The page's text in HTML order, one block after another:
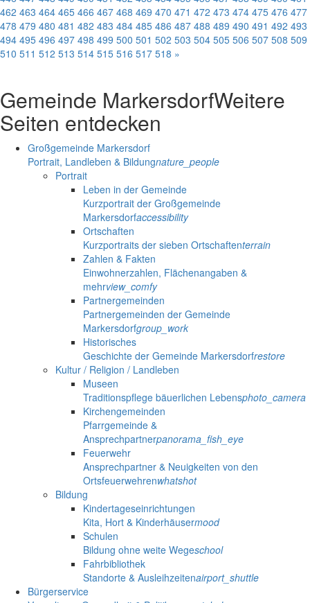
462 463 464 465 466 467 468 469 470 471 472 473 474 475 476 477
478 479 480 481 482 483 484 485 486 487 488 489 490 491 492 493
494 495 496 497 498 499 500 501 502 503 504 505 506 507 508 509
510 511 512 513 514 515 516 517 518 »
Gemeinde MarkersdorfWeitere
Seiten entdecken
Großgemeinde Markersdorf
Portrait, Landleben & Bildungnature_people
Portrait
Leben in der Gemeinde
Kurzportrait der Großgemeinde
Markersdorfaccessibility
Ortschaften
Kurzportraits der sieben Ortschaftenterrain
Zahlen & Fakten
Einwohnerzahlen, Flächenangaben &
mehrview_comfy
Partnergemeinden
Partnergemeinden der Gemeinde
Markersdorfgroup_work
Historisches
Geschichte der Gemeinde Markersdorfrestore
Kultur / Religion / Landleben
Museen
Traditionspflege bäuerlichen Lebensphoto_camera
Kirchengemeinden
Pfarrgemeinde &
Ansprechpartnerpanorama_fish_eye
Feuerwehr
Ansprechpartner & Neuigkeiten von den
Ortsfeuerwehrenwhatshot
Bildung
Kindertageseinrichtungen
Kita, Hort & Kinderhäusermood
Schulen
Bildung ohne weite Wegeschool
Fahrbibliothek
Standorte & Ausleihzeitenairport_shuttle
Bürgerservice